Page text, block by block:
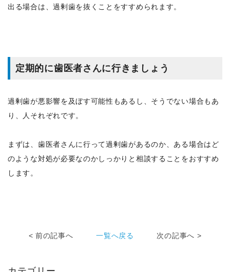
出る場合は、過剰歯を抜くことをすすめられます。
定期的に歯医者さんに行きましょう
過剰歯が悪影響を及ぼす可能性もあるし、そうでない場合もあ
り、人それぞれです。
まずは、歯医者さんに行って過剰歯があるのか、ある場合はど
のような対処が必要なのかしっかりと相談することをおすすめ
します。
< 前の記事へ 一覧へ戻る 次の記事へ >